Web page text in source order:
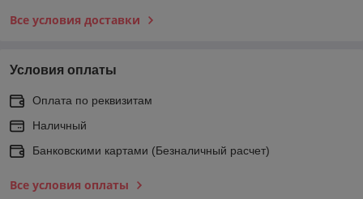
Все условия доставки
Условия оплаты
Оплата по реквизитам
Наличный
Банковскими картами (Безналичный расчет)
Все условия оплаты